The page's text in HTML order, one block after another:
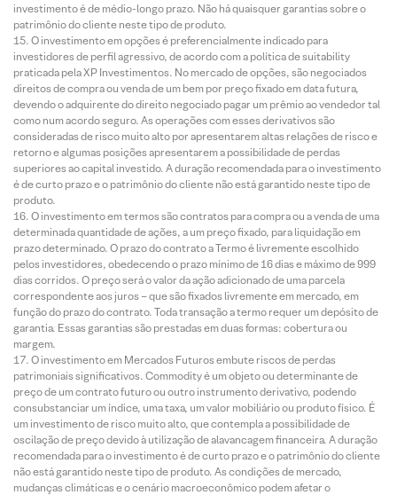
investimento é de médio-longo prazo. Não há quaisquer garantias sobre o
patrimônio do cliente neste tipo de produto.
O investimento em opções é preferencialmente indicado para
investidores de perfil agressivo, de acordo com a política de suitability
praticada pela XP Investimentos. No mercado de opções, são negociados
direitos de compra ou venda de um bem por preço fixado em data futura,
devendo o adquirente do direito negociado pagar um prêmio ao vendedor tal
como num acordo seguro. As operações com esses derivativos são
consideradas de risco muito alto por apresentarem altas relações de risco e
retorno e algumas posições apresentarem a possibilidade de perdas
superiores ao capital investido. A duração recomendada para o investimento
é de curto prazo e o patrimônio do cliente não está garantido neste tipo de
produto.
O investimento em termos são contratos para compra ou a venda de uma
determinada quantidade de ações, a um preço fixado, para liquidação em
prazo determinado. O prazo do contrato a Termo é livremente escolhido
pelos investidores, obedecendo o prazo mínimo de 16 dias e máximo de 999
dias corridos. O preço será o valor da ação adicionado de uma parcela
correspondente aos juros – que são fixados livremente em mercado, em
função do prazo do contrato. Toda transação a termo requer um depósito de
garantia. Essas garantias são prestadas em duas formas: cobertura ou
margem.
O investimento em Mercados Futuros embute riscos de perdas
patrimoniais significativos. Commodity é um objeto ou determinante de
preço de um contrato futuro ou outro instrumento derivativo, podendo
consubstanciar um índice, uma taxa, um valor mobiliário ou produto físico. É
um investimento de risco muito alto, que contempla a possibilidade de
oscilação de preço devido à utilização de alavancagem financeira. A duração
recomendada para o investimento é de curto prazo e o patrimônio do cliente
não está garantido neste tipo de produto. As condições de mercado,
mudanças climáticas e o cenário macroeconômico podem afetar o